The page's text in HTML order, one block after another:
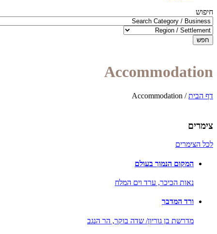
חיפוש
חפש
Accommodation
דף הבית/
Accommodation
צימרים
לכל הצימרים
המקום הנמוך בעולם
נאות הכיכר, ערד וים המלח
ורד המדבר
מדרשת בן גוריון/ שדה בוקר, הר הנגב